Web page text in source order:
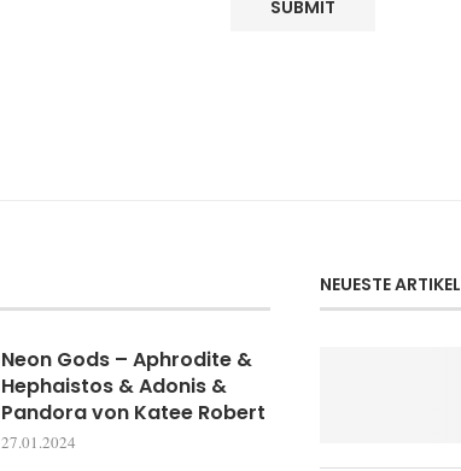
Neon Gods – Aphrodite &
Hephaistos & Adonis &
Pandora von Katee Robert
27.01.2024
NEUESTE ARTIKEL